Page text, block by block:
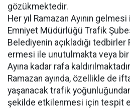
gözükmektedir.
Her yıl Ramazan Ayının
Emniyet Müdürlüğü Trafik
Belediyenin açıkladığı tedbirler
ermesi ile unutulmakta veya bir
Ayına kadar rafa
Ramazan ayında, özellikle de
yaşanacak trafik
şekilde etkilenmesi için tespit